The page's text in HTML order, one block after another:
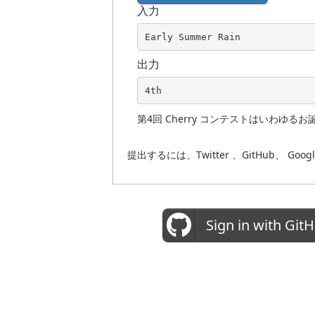
入力
Early Summer Rain
出力
4th
第4回 Cherry コンテストはいわゆるお
提出するには、Twitter 、GitHub、
Sign in with